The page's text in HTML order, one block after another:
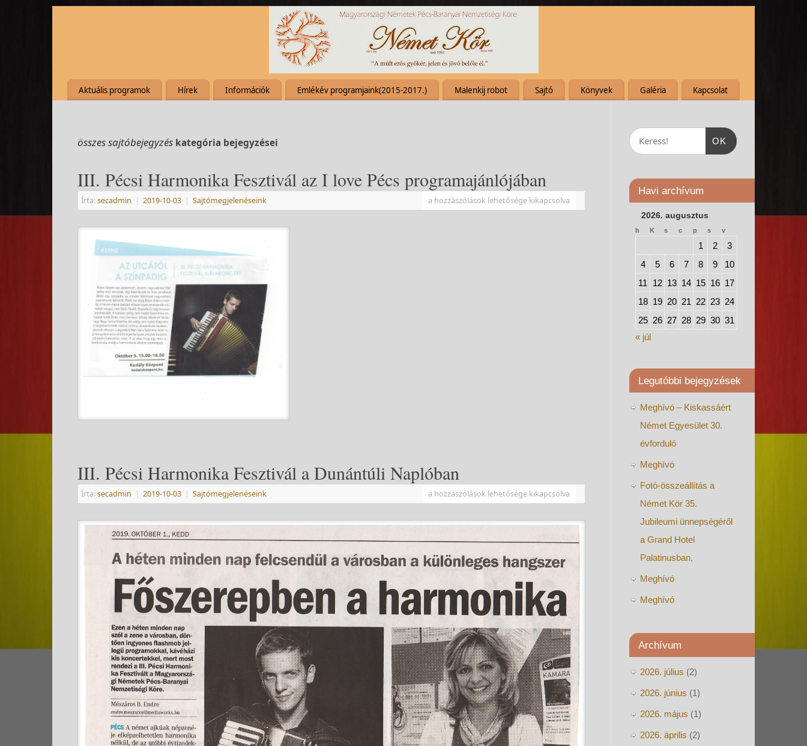
Aktuális programok Hírek Információk Emlékév programjaink(2015-2017.) Malenkij robot Sajtó Könyvek Galéria Kapcsolat
összes sajtóbejegyzés kategória bejegyzései
III. Pécsi Harmonika Fesztivál az I love Pécs programajánlójában
Írta:secadmin | 2019-10-03 | Sajtómegjelenéseink a hozzászólások lehetősége kikapcsolva
III. Pécsi Harmonika Fesztivál a Dunántúli Naplóban
Írta:secadmin | 2019-10-03 | Sajtómegjelenéseink a hozzászólások lehetősége kikapcsolva
OK
Havi archívum
2026. augusztus
h K s c p s v
1 2
3
4
5 6 7 8 9
10
11
12 13 14 15 16 17
18 19 20 21 22 23 24
25 26 27 28 29 30 31
« júl
Legutóbbi bejegyzések
Meghívó – Kiskassáért
Német Egyesület 30.
évforduló
Meghívó
Fotó-összeállítás a
Német Kör 35.
Jubileumi ünnepségéről
a Grand Hotel
Palatinusban,
Meghívó
Meghívó
Archívum
2026. július (2)
2026. június (1)
2026. május (1)
2026. április (2)